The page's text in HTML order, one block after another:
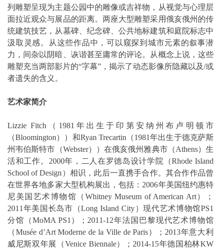
列雕塑呈现为主题公园中的雕像或吉祥物，从视觉与心理层
面拉近观众与展品的距离。两座大型雕塑采用俄亥俄州的传
统建筑技艺，从墓碑、纪念碑、公共地标建筑和庭院标志中
汲取灵感。从这些作品中，可以窥探到城市元素的叙事潜
力，间杂以阴暗、诙谐甚至庸常的评论。从概念上说，这些
雕塑充当两部影片的“字幕”，揭示了动态影像所隐藏以及/或
者遗失的含义。
艺术家简介
Lizzie Fitch（1981年出生于印第安纳州布卢明顿市
（Bloomington））和Ryan Trecartin（1981年出生于德克萨斯
州韦伯斯特市（Webster））在俄亥俄州雅典市（Athens）生
活和工作。2000年，二人在罗德岛设计学院（Rhode Island
School of Design）相识，此后一直携手合作。其合作作品曾
在世界各地多家大型机构展出，包括：2006年美国纽约惠特
尼美国艺术博物馆（Whitney Museum of American Art）；
2011年美国长岛市（Long Island City）现代艺术博物馆PS1
分馆（MoMA PS1）；2011-12年法国巴黎现代艺术博物馆
（Musée d’Art Moderne de la Ville de Paris）；2013年意大利
威尼斯双年展（Venice Biennale）；2014-15年德国柏林KW